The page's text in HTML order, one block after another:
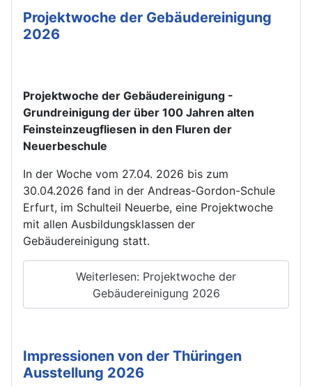
Projektwoche der Gebäudereinigung
2026
Projektwoche der Gebäudereinigung -
Grundreinigung der über 100 Jahren alten
Feinsteinzeugfliesen in den Fluren der
Neuerbeschule
In der Woche vom 27.04. 2026 bis zum
30.04.2026 fand in der Andreas-Gordon-Schule
Erfurt, im Schulteil Neuerbe, eine Projektwoche
mit allen Ausbildungsklassen der
Gebäudereinigung statt.
Weiterlesen: Projektwoche der
Gebäudereinigung 2026
Impressionen von der Thüringen
Ausstellung 2026